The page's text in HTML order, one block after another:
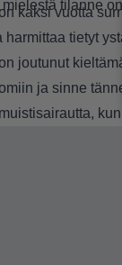
mielestä tilanne
kaksi vuotta
harmittaa tietyt
on joutunut
ja sinne